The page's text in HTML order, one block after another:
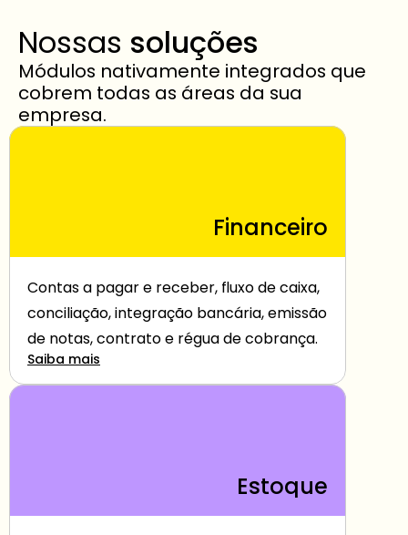
Nossas soluções
Módulos nativamente integrados que
cobrem todas as áreas da sua
empresa.
Financeiro
Contas a pagar e receber, fluxo de caixa,
conciliação, integração bancária, emissão
de notas, contrato e régua de cobrança.
Saiba mais
Estoque